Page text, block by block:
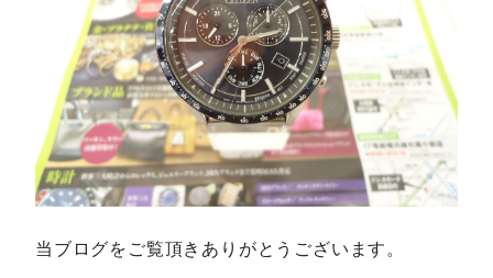
当ブログをご覧頂きありがとうございます。